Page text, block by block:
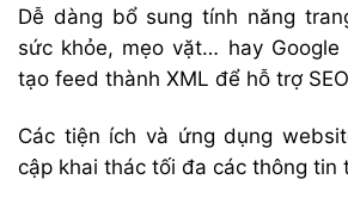
Dễ dàng bổ sung tính năng
sức khỏe, mẹo vặt… hay
tạo feed thành XML để hỗ trợ
Các tiện ích và ứng dụng
cập khai thác tối đa các thông tin